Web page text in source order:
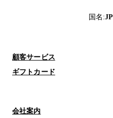
国名 :JP
顧客サービス
ギフトカード
会社案内